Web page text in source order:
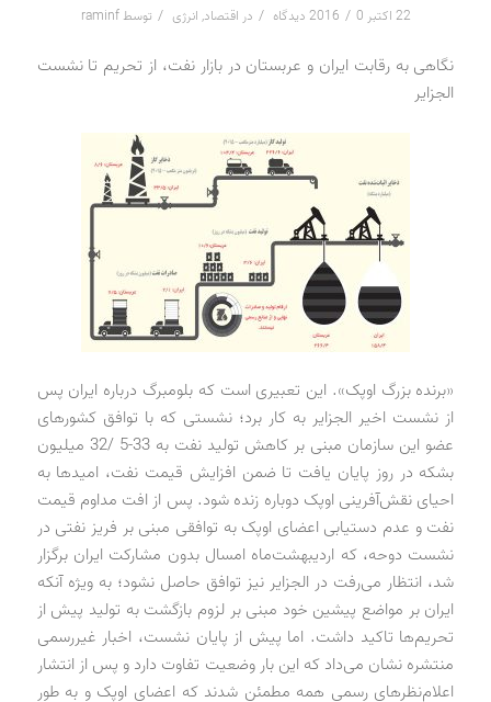
22 اکتبر 2016 / 0 دیدگاه / در اقتصاد, انرژی / توسطraminf
نگاهی به رقابت ایران و عربستان در بازار نفت، از تحریم تا نشست
الجزایر
«برنده بزرگ اوپک». این تعبیری است که بلومبرگ درباره ایران پس
از نشست اخیر الجزایر به کار برد؛ نشستی که با توافق کشورهای
عضو این سازمان مبنی بر کاهش تولید نفت به 33-5 /32 میلیون
بشکه در روز پایان یافت تا ضمن افزایش قیمت نفت، امیدها به
احیای نقش‌آفرینی اوپک دوباره زنده شود. پس از افت مداوم قیمت
نفت و عدم دستیابی اعضای اوپک به توافقی مبنی بر فریز نفتی در
نشست دوحه، که اردیبهشت‌ماه امسال بدون مشارکت ایران برگزار
شد، انتظار می‌رفت در الجزایر نیز توافق حاصل نشود؛ به ویژه آنکه
ایران بر مواضع پیشین خود مبنی بر لزوم بازگشت به تولید پیش از
تحریم‌ها تاکید داشت. اما پیش از پایان نشست، اخبار غیررسمی
منتشره نشان می‌داد که این بار وضعیت تفاوت دارد و پس از انتشار
اعلام‌نظرهای رسمی همه مطمئن شدند که اعضای اوپک و به طور